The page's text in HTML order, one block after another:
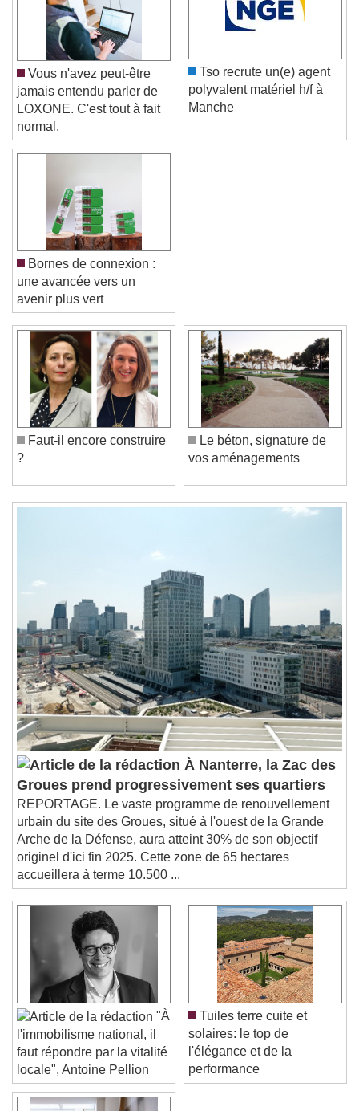
Video Player is loading.
Play Video
Play
Skip Backward
Skip Forward
Unmute
Loaded:0%
Playback Rate
Chapters
Chapters
Descriptions
descriptions off, selected
Subtitles
subtitles settings, opens subtitles
settings dialog
subtitles off, selected
Audio Track
Picture-in-Picture
Fullscreen
This is a modal window.
Beginning of dialog window. Escape will cancel
and close the window.
Text
Color
Text Background
Color Opacity
Caption Area Background
Color Opacity
Font Size
Vous n'avez peut-être
jamais entendu parler de
LOXONE. C'est tout à fait
normal.
Tso recrute un(e) agent
polyvalent matériel h/f à
Bornes de connexion :
une avancée vers un
avenir plus vert
Le béton, signature de
À Nanterre, la Zac des
Groues prend progressivement ses quartiers
REPORTAGE. Le vaste programme de renouvellement
urbain du site des Groues, situé à l'ouest de la Grande
Arche de la Défense, aura atteint 30% de son objectif
originel d'ici fin 2025. Cette zone de 65 hectares
accueillera à terme 10.500 ...
"À
l'immobilisme national, il
faut répondre par la vitalité
locale", Antoine Pellion
Tuiles terre cuite et
solaires: le top de
l'élégance et de la
performance